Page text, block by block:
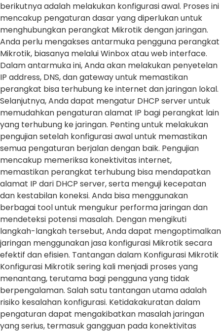
berikutnya adalah melakukan konfigurasi awal. Proses ini
mencakup pengaturan dasar yang diperlukan untuk
menghubungkan perangkat Mikrotik dengan jaringan.
Anda perlu mengakses antarmuka pengguna perangkat
Mikrotik, biasanya melalui Winbox atau web interface.
Dalam antarmuka ini, Anda akan melakukan penyetelan
IP address, DNS, dan gateway untuk memastikan
perangkat bisa terhubung ke internet dan jaringan lokal.
Selanjutnya, Anda dapat mengatur DHCP server untuk
memudahkan pengaturan alamat IP bagi perangkat lain
yang terhubung ke jaringan. Penting untuk melakukan
pengujian setelah konfigurasi awal untuk memastikan
semua pengaturan berjalan dengan baik. Pengujian
mencakup memeriksa konektivitas internet,
memastikan perangkat terhubung bisa mendapatkan
alamat IP dari DHCP server, serta menguji kecepatan
dan kestabilan koneksi. Anda bisa menggunakan
berbagai tool untuk mengukur performa jaringan dan
mendeteksi potensi masalah. Dengan mengikuti
langkah-langkah tersebut, Anda dapat mengoptimalkan
jaringan menggunakan jasa konfigurasi Mikrotik secara
efektif dan efisien. Tantangan dalam Konfigurasi Mikrotik
Konfigurasi Mikrotik sering kali menjadi proses yang
menantang, terutama bagi pengguna yang tidak
berpengalaman. Salah satu tantangan utama adalah
risiko kesalahan konfigurasi. Ketidakakuratan dalam
pengaturan dapat mengakibatkan masalah jaringan
yang serius, termasuk gangguan pada konektivitas